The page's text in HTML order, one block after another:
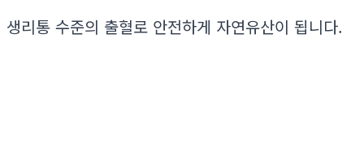
생리통 수준의 출혈로 안전하게 자연유산이 됩니다.